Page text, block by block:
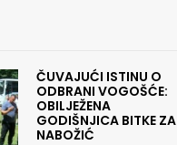
ČUVAJUĆI ISTINU O
ODBRANI VOGOŠĆE:
OBILJEŽENA
GODIŠNJICA BITKE ZA
NABOŽIĆ